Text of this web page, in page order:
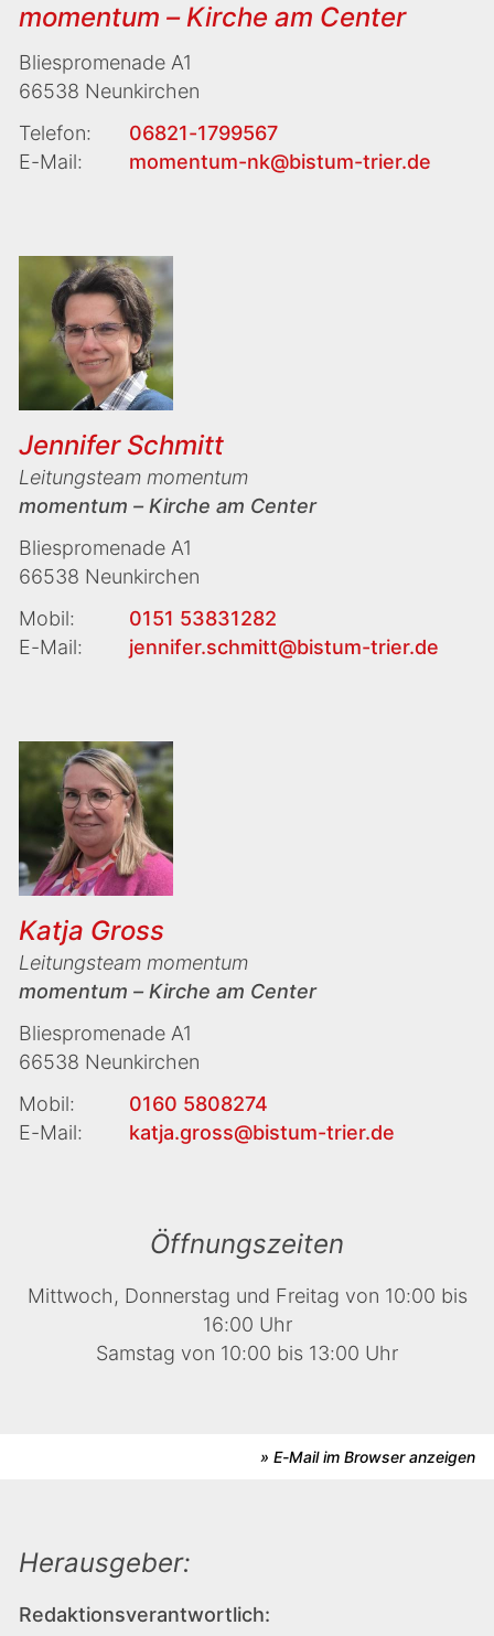
momentum – Kirche am Center
Bliespromenade A1
66538 Neunkirchen
Telefon:
06821-1799567
E-Mail:
momentum-nk@bistum-trier.de
Jennifer Schmitt
Leitungsteam momentum
momentum – Kirche am Center
Bliespromenade A1
66538 Neunkirchen
Mobil:
0151 53831282
E-Mail:
jennifer.schmitt@bistum-trier.de
Katja Gross
Leitungsteam momentum
momentum – Kirche am Center
Bliespromenade A1
66538 Neunkirchen
Mobil:
0160 5808274
E-Mail:
katja.gross@bistum-trier.de
Öffnungszeiten
Mittwoch, Donnerstag und Freitag von 10:00 bis
16:00 Uhr
Samstag von 10:00 bis 13:00 Uhr
» E-Mail im Browser anzeigen
Herausgeber:
Redaktionsverantwortlich: